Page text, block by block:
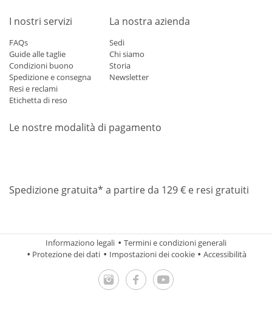
I nostri servizi
FAQs
Guide alle taglie
Condizioni buono
Spedizione e consegna
Resi e reclami
Etichetta di reso
La nostra azienda
Sedi
Chi siamo
Storia
Newsletter
Le nostre modalità di pagamento
Spedizione gratuita* a partire da 129 € e resi gratuiti
Informaziono legali
Termini e condizioni generali
Protezione dei dati
Impostazioni dei cookie Accessibilità